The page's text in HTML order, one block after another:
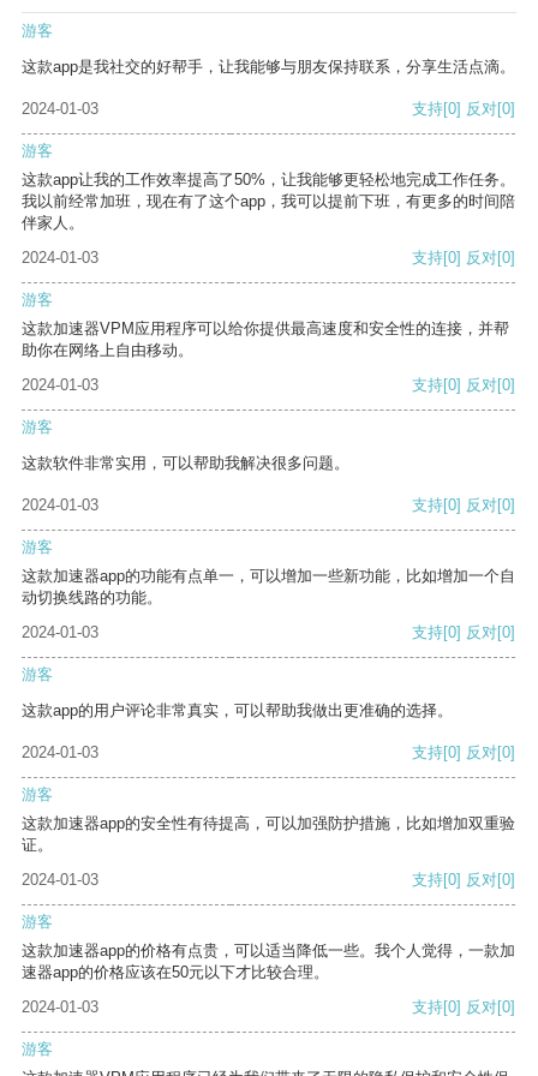
游客
这款app是我社交的好帮手，让我能够与朋友保持联系，分享生活点滴。
2024-01-03 支持[0] 反对[0]
游客
这款app让我的工作效率提高了50%，让我能够更轻松地完成工作任务。
我以前经常加班，现在有了这个app，我可以提前下班，有更多的时间陪
伴家人。
2024-01-03
支持[0] 反对[0]
游客
这款加速器VPM应用程序可以给你提供最高速度和安全性的连接，并帮
助你在网络上自由移动。
2024-01-03
支持[0] 反对[0]
游客
这款软件非常实用，可以帮助我解决很多问题。
2024-01-03 支持[0] 反对[0]
游客
这款加速器app的功能有点单一，可以增加一些新功能，比如增加一个自
动切换线路的功能。
2024-01-03
支持[0] 反对[0]
游客
这款app的用户评论非常真实，可以帮助我做出更准确的选择。
2024-01-03 支持[0] 反对[0]
游客
这款加速器app的安全性有待提高，可以加强防护措施，比如增加双重验
证。
2024-01-03
支持[0] 反对[0]
游客
这款加速器app的价格有点贵，可以适当降低一些。我个人觉得，一款加
速器app的价格应该在50元以下才比较合理。
2024-01-03
支持[0] 反对[0]
游客